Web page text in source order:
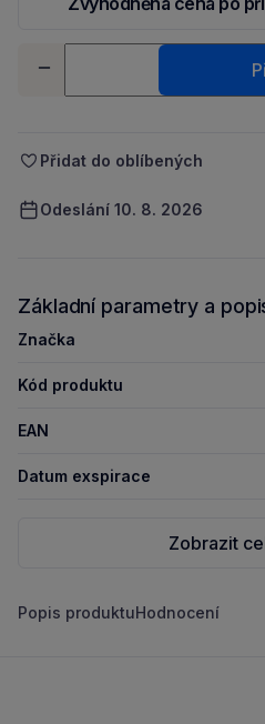
-
Přidat do oblíbených
Odeslání 10. 8. 2026
Základní parametry a
Značka
Kód produktu
EAN
Datum exspirace
Zobrazit
Popis produktuHodnocení